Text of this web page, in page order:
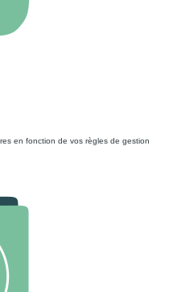
en fonction de vos règles de gestion